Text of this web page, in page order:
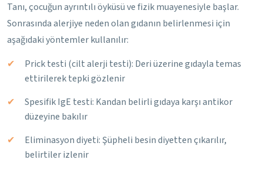
Tanı, çocuğun ayrıntılı öyküsü ve fizik muayenesiyle başlar.
Sonrasında alerjiye neden olan gıdanın belirlenmesi için
aşağıdaki yöntemler kullanılır:
Prick testi (cilt alerji testi): Deri üzerine gıdayla temas
ettirilerek tepki gözlenir
Spesifik IgE testi: Kandan belirli gıdaya karşı antikor
düzeyine bakılır
Eliminasyon diyeti: Şüpheli besin diyetten çıkarılır,
belirtiler izlenir